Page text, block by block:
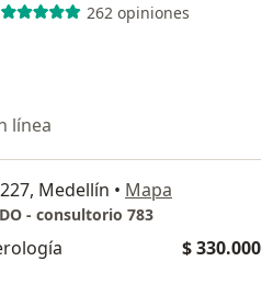
262 opiniones
línea
Medellín • Mapa
- consultorio 783
$ 330.000